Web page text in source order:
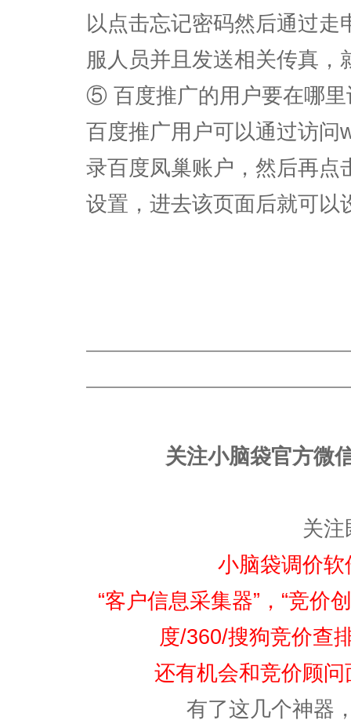
以点击忘记密码然后通过
服人员并且发送相关传真
⑤ 百度推广的用户要在哪里
百度推广用户可以通过访
录百度凤巢账户，然后再点
设置，进去该页面后就可以
关注小脑袋官方微
关注
小脑袋调价
“客户信息采集器”，“竞价
度/360/搜狗竞价查
还有机会和竞价顾
有了这几个神器